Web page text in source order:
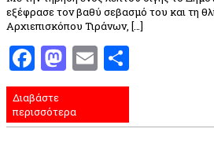
εξέφρασε τον βαθύ σεβασμό του και τη
Αρχιεπισκόπου Τιράνων, […]
Facebook
Mastodon
Email
Διαβάστε
περισσότερα